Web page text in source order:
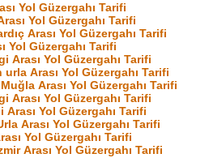
Yol Güzergahı Tarifi
Yol Güzergahı Tarifi
Arası Yol Güzergahı Tarifi
Yol Güzergahı Tarifi
Arası Yol Güzergahı Tarifi
Arası Yol Güzergahı Tarifi
Arası Yol Güzergahı Tarifi
Arası Yol Güzergahı Tarifi
Yol Güzergahı Tarifi
Arası Yol Güzergahı Tarifi
Yol Güzergahı Tarifi
Arası Yol Güzergahı Tarifi